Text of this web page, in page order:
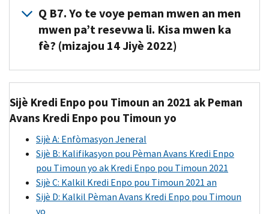
dwe
genyen
kay
youn
nan
50
Eta
yo
oswa
Distrik
Columbia
ki
ranpli
kondisyon
sa
Endividi
a
se
gason
kontribyab
la,
pitit
fi,
dwe
genyen
yon
(Social
Security
Number,
SSN)
oswa
yon
Nimewo
Idantifikasyon
ki
valid
pou
travay
(an
anglè)
nan
epi
Administrasyon
Sekirite
Sosyal
(Social
Si
timoun
kalifye
ou
an
te
vivan
nan
2021
an
epi
te
viv
avèk
Q B7. Yo te voye peman mwen an men
mwen pa’t resevwa li. Kisa mwen ka
fè? (mizajou 14 Jiyè 2022)
ka
mande
pou
trake
peman
ou
an
pou
Sijè Kredi Enpo pou Timoun an 2021 ak Peman
Avans Kredi Enpo pou Timoun yo
Sijè A: Enfòmasyon Jeneral
Sijè B: Kalifikasyon pou Pèman Avans Kredi Enpo
pou Timoun yo ak Kredi Enpo pou Timoun 2021
Sijè C: Kalkil Kredi Enpo pou Timoun 2021 an
Sijè D: Kalkil Pèman Avans Kredi Enpo pou Timoun
yo